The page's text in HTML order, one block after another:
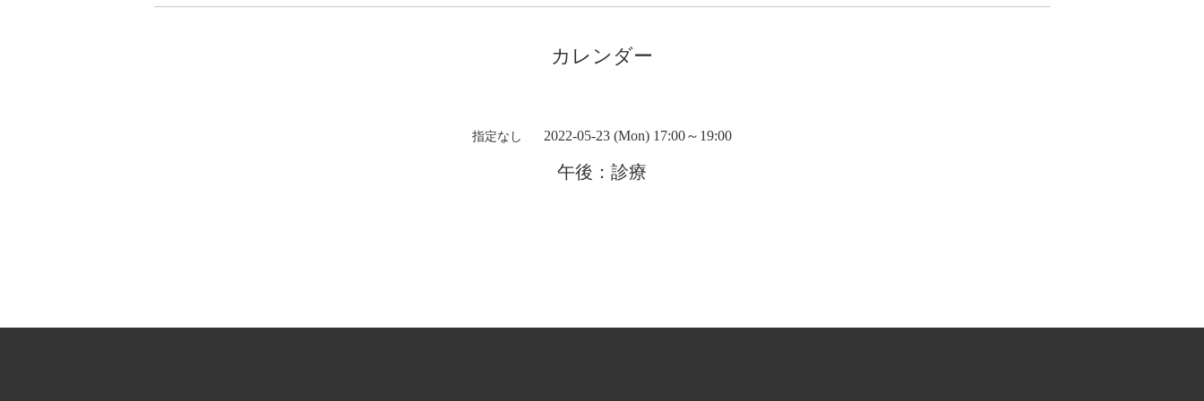
カレンダー
指定なし 2022-05-23 (Mon) 17:00～19:00
午後：診療